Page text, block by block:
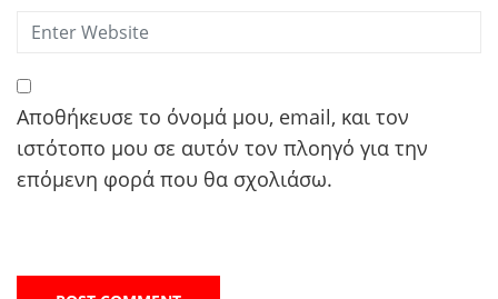
Αποθήκευσε το όνομά μου, email, και τον
ιστότοπο μου σε αυτόν τον πλοηγό για την
επόμενη φορά που θα σχολιάσω.